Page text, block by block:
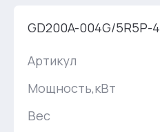
GD200A-004G/5R5P-4
Артикул
Мощность,кВт
Вес